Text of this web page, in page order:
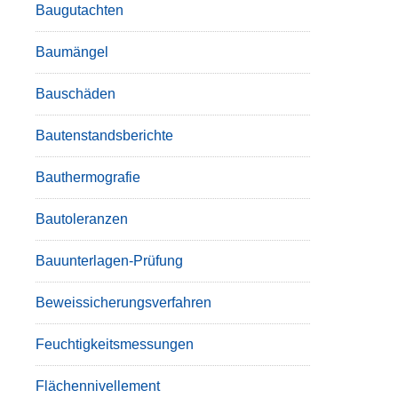
Baugutachten
Baumängel
Bauschäden
Bautenstandsberichte
Bauthermografie
Bautoleranzen
Bauunterlagen-Prüfung
Beweissicherungsverfahren
Feuchtigkeitsmessungen
Flächennivellement